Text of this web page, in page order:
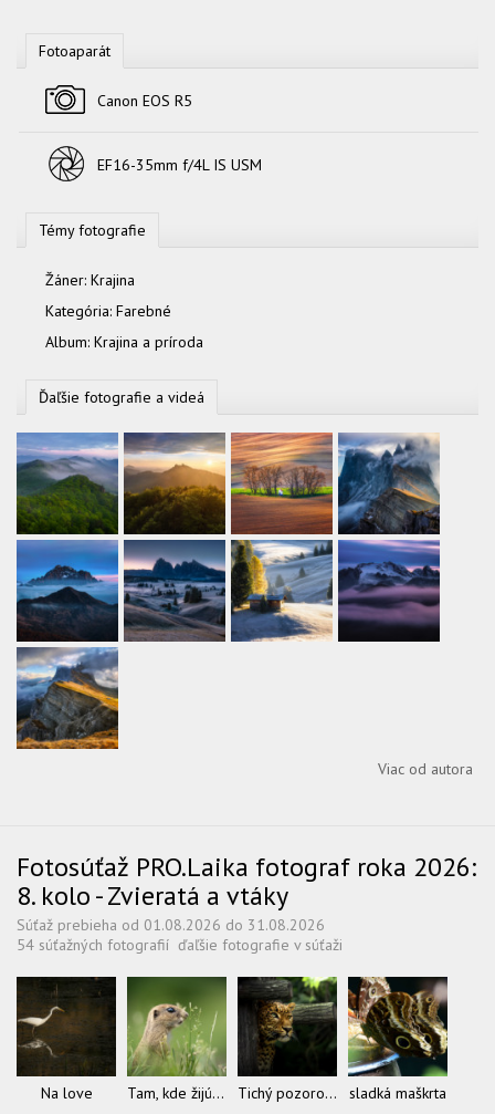
Fotoaparát
Canon EOS R5
EF16-35mm f/4L IS USM
Témy fotografie
Žáner: Krajina
Kategória: Farebné
Album: Krajina a príroda
Ďaľšie fotografie a videá
Viac od autora
Fotosúťaž PRO.Laika fotograf roka 2026:
8. kolo - Zvieratá a vtáky
Súťaž prebieha od 01.08.2026 do 31.08.2026
54 súťažných fotografií ďaľšie fotografie v súťaži
Na love Tam, kde žijú sysle Tichý pozorovateľ sladká maškrta